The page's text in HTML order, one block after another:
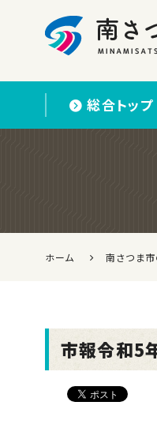
総合トップ
ホーム 南さつま
市報令和5